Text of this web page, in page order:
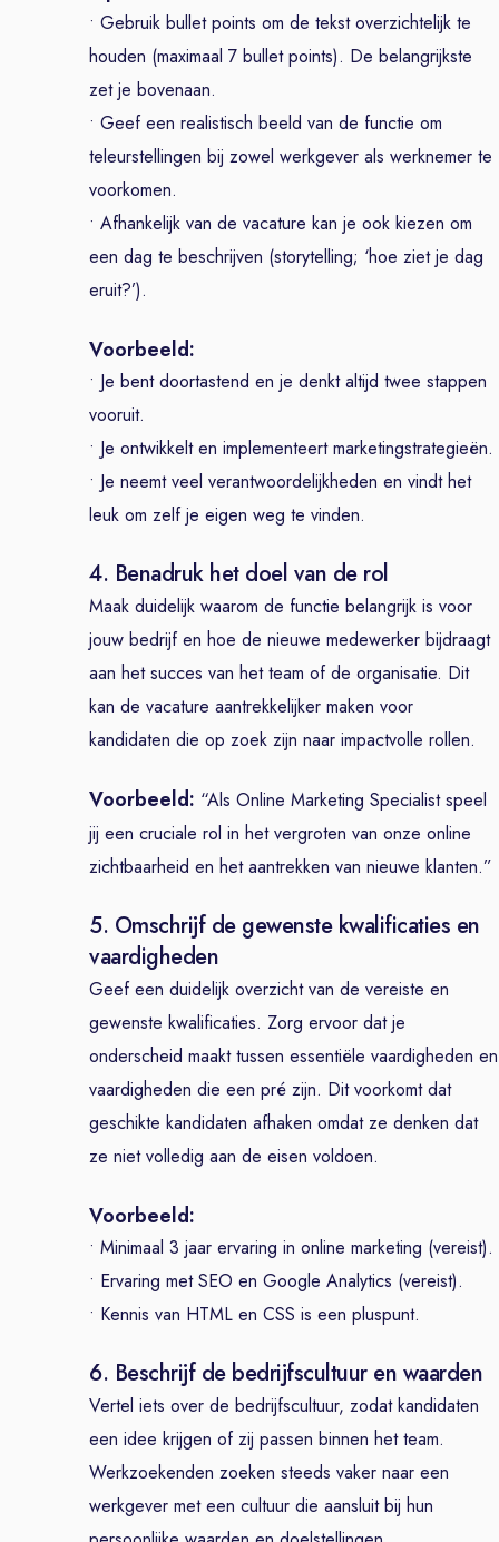
• Gebruik bullet points om de tekst overzichtelijk te
houden (maximaal 7 bullet points). De belangrijkste
zet je bovenaan.
• Geef een realistisch beeld van de functie om
teleurstellingen bij zowel werkgever als werknemer te
voorkomen.
• Afhankelijk van de vacature kan je ook kiezen om
een dag te beschrijven (storytelling; ‘hoe ziet je dag
eruit?’).
Voorbeeld:
• Je bent doortastend en je denkt altijd twee stappen
vooruit.
• Je ontwikkelt en implementeert marketingstrategieën.
• Je neemt veel verantwoordelijkheden en vindt het
leuk om zelf je eigen weg te vinden.
4. Benadruk het doel van de rol
Maak duidelijk waarom de functie belangrijk is voor
jouw bedrijf en hoe de nieuwe medewerker bijdraagt
aan het succes van het team of de organisatie. Dit
kan de vacature aantrekkelijker maken voor
kandidaten die op zoek zijn naar impactvolle rollen.
Voorbeeld: “Als Online Marketing Specialist speel
jij een cruciale rol in het vergroten van onze online
zichtbaarheid en het aantrekken van nieuwe klanten.”
5. Omschrijf de gewenste kwalificaties en
vaardigheden
Geef een duidelijk overzicht van de vereiste en
gewenste kwalificaties. Zorg ervoor dat je
onderscheid maakt tussen essentiële vaardigheden en
vaardigheden die een pré zijn. Dit voorkomt dat
geschikte kandidaten afhaken omdat ze denken dat
ze niet volledig aan de eisen voldoen.
Voorbeeld:
• Minimaal 3 jaar ervaring in online marketing (vereist).
• Ervaring met SEO en Google Analytics (vereist).
• Kennis van HTML en CSS is een pluspunt.
6. Beschrijf de bedrijfscultuur en waarden
Vertel iets over de bedrijfscultuur, zodat kandidaten
een idee krijgen of zij passen binnen het team.
Werkzoekenden zoeken steeds vaker naar een
werkgever met een cultuur die aansluit bij hun